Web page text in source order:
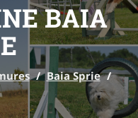
BAIA
/ Baia Sprie /